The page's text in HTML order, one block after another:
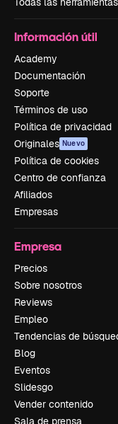
Información útil
Academy
Documentación
Soporte
Términos de uso
Política de privacidad
Originales Nuevo
Política de cookies
Centro de confianza
Afiliados
Empresas
Empresa
Precios
Sobre nosotros
Reviews
Empleo
Tendencias de
Blog
Eventos
Slidesgo
Vender contenido
Sala de prensa